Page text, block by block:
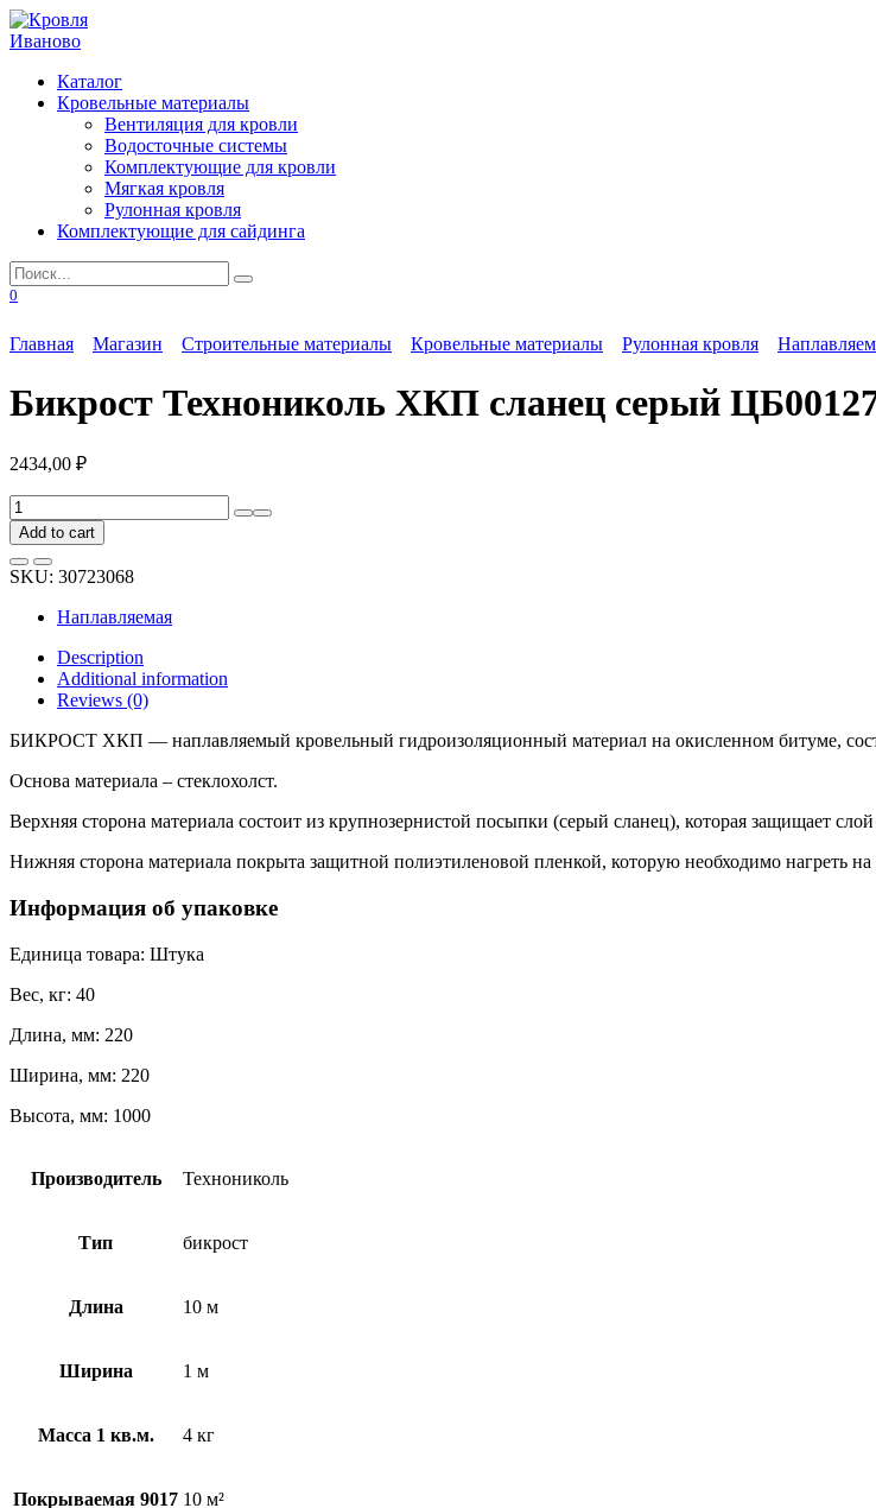
Перейти
к
Каталог
Кровельные материалы
Вентиляция для кровли
Водосточные системы
Комплектующие для кровли
Мягкая кровля
Рулонная кровля
Комплектующие для сайдинга
Search
for:
0
Главная Магазин Строительные материалы Кровельные материалы Рулонная кровля
Бикрост Технониколь ХКП сланец серый
2434,00 ₽
Бикрост
Технониколь
ХКП
сланец
серый
ЦБ001270
quantity
Add to cart
SKU: 30723068
Наплавляемая
Description
Additional information
Reviews (0)
БИКРОСТ ХКП — наплавляемый кровельный гидроизоляционный материал на окисленном битуме,
Основа материала – стеклохолст.
Верхняя сторона материала состоит из крупнозернистой посыпки (серый сланец), которая защищает
Нижняя сторона материала покрыта защитной полиэтиленовой пленкой, которую необходимо нагреть на
Информация об упаковке
Единица товара: Штука
Вес, кг: 40
Длина, мм: 220
Ширина, мм: 220
Высота, мм: 1000
Производитель Технониколь
Тип бикрост
Длина 10 м
Ширина 1 м
Масса 1 кв.м. 4 кг
Покрываемая 9017 10 м²